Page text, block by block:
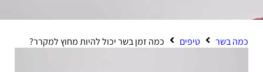
בשר טיפים כמה זמן בשר יכול להיות מחוץ למקרר?